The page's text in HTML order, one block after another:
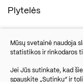
Plytelės
Naudinga
Kontaktai
Mūsų svetainė naudoja
statistikos ir rinkodaros
Jei Jūs sutinkate, kad
spauskite „Sutinku“ ir